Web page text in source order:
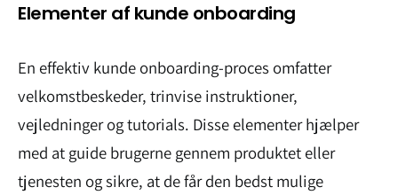
Elementer af kunde onboarding
En effektiv kunde onboarding-proces omfatter
velkomstbeskeder, trinvise instruktioner,
vejledninger og tutorials. Disse elementer hjælper
med at guide brugerne gennem produktet eller
tjenesten og sikre, at de får den bedst mulige